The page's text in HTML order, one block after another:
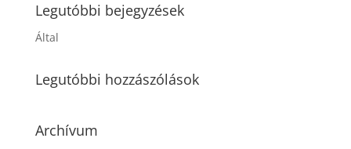
Legutóbbi bejegyzések
Által
Legutóbbi hozzászólások
Archívum